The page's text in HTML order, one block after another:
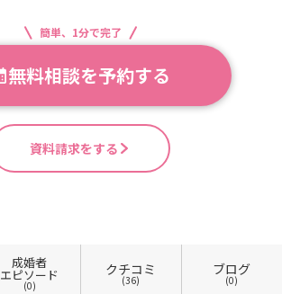
簡単、1分で完了
無料相談を予約する
資料請求をする
成婚者
エピソード
(0)
クチコミ
(36)
ブログ
(0)